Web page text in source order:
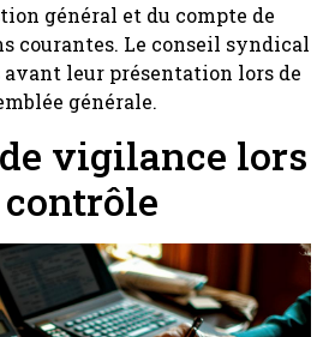
général et du compte de
courantes. Le conseil syndical
leur présentation lors de
générale.
vigilance lors